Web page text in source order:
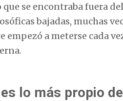
se encontraba fuera
bajadas, muchas
a meterse cada
lo más propio